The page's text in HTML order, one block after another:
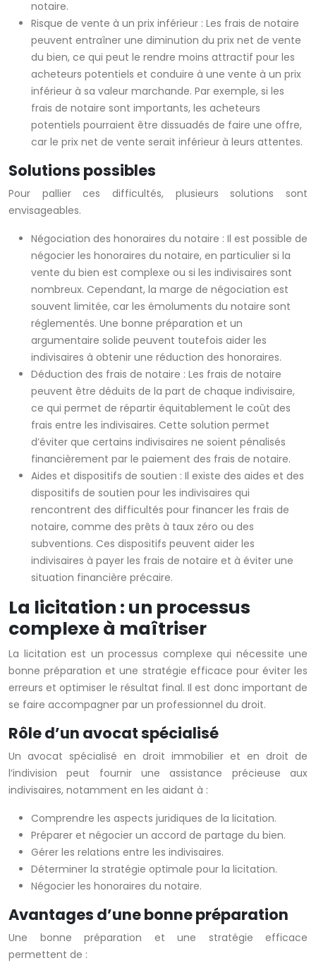
notaire.
Risque de vente à un prix inférieur : Les frais de notaire
peuvent entraîner une diminution du prix net de vente
du bien, ce qui peut le rendre moins attractif pour les
acheteurs potentiels et conduire à une vente à un prix
inférieur à sa valeur marchande. Par exemple, si les
frais de notaire sont importants, les acheteurs
potentiels pourraient être dissuadés de faire une offre,
car le prix net de vente serait inférieur à leurs attentes.
Solutions possibles
Pour pallier ces difficultés, plusieurs solutions sont
envisageables.
Négociation des honoraires du notaire : Il est possible de
négocier les honoraires du notaire, en particulier si la
vente du bien est complexe ou si les indivisaires sont
nombreux. Cependant, la marge de négociation est
souvent limitée, car les émoluments du notaire sont
réglementés. Une bonne préparation et un
argumentaire solide peuvent toutefois aider les
indivisaires à obtenir une réduction des honoraires.
Déduction des frais de notaire : Les frais de notaire
peuvent être déduits de la part de chaque indivisaire,
ce qui permet de répartir équitablement le coût des
frais entre les indivisaires. Cette solution permet
d’éviter que certains indivisaires ne soient pénalisés
financièrement par le paiement des frais de notaire.
Aides et dispositifs de soutien : Il existe des aides et des
dispositifs de soutien pour les indivisaires qui
rencontrent des difficultés pour financer les frais de
notaire, comme des prêts à taux zéro ou des
subventions. Ces dispositifs peuvent aider les
indivisaires à payer les frais de notaire et à éviter une
situation financière précaire.
La licitation : un processus
complexe à maîtriser
La licitation est un processus complexe qui nécessite une
bonne préparation et une stratégie efficace pour éviter les
erreurs et optimiser le résultat final. Il est donc important de
se faire accompagner par un professionnel du droit.
Rôle d’un avocat spécialisé
Un avocat spécialisé en droit immobilier et en droit de
l’indivision peut fournir une assistance précieuse aux
indivisaires, notamment en les aidant à :
Comprendre les aspects juridiques de la licitation.
Préparer et négocier un accord de partage du bien.
Gérer les relations entre les indivisaires.
Déterminer la stratégie optimale pour la licitation.
Négocier les honoraires du notaire.
Avantages d’une bonne préparation
Une bonne préparation et une stratégie efficace
permettent de :